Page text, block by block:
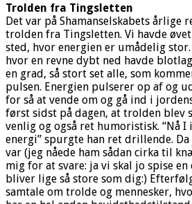
Trolden fra Tingsletten
Det var på Shamanselskabets årlige
trolden fra Tingsletten. Vi havde
sted, hvor energien er umådelig
hvor en revne dybt ned havde
en grad, så stort set alle, som
pulsen. Energien pulserer op af og
for så at vende om og gå ind i
først sidst på dagen, at trolden blev
venlig og også ret humoristisk. “Nå
energi” spurgte han ret drillende.
var (jeg nåede ham sådan cirka til
mig for at svare: ja vi skal jo spise
bliver lige så store som dig:)
samtale om trolde og mennesker,